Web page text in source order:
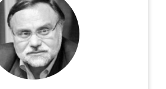
دکتر محمد مهدی مظاهری، استاد
اکو، عضو هیات امنای پژوهشگاه فرهنگ و
رییس فقید مجمع تشخیص مصلحت نظام،
اطلاعات بیشتر